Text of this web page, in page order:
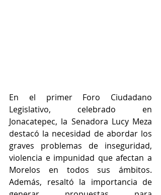
En el primer Foro Ciudadano
Legislativo, celebrado en
Jonacatepec, la Senadora Lucy Meza
destacó la necesidad de abordar los
graves problemas de inseguridad,
violencia e impunidad que afectan a
Morelos en todos sus ámbitos.
Además, resaltó la importancia de